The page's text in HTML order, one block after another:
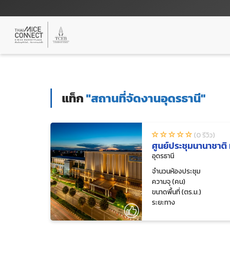
แท็ก"สถานที่จัดงานอุดรธานี"
(0 รีวิว)
ศูนย์ประชุมนานาชา
อุดรธานี
จำนวนห้องประชุม
ความจุ (คน)
ขนาดพื้นที่ (ตร.ม.)
ระยะทาง